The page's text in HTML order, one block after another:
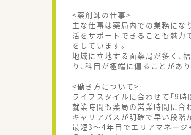
<薬剤師の仕事>
主な仕事は薬局内での業務にな
活をサポートできることも魅力
をしています。
地域に立地する面薬局が多く、
り、科目が極端に偏ることがあり
<働き方について>
ライフスタイルに合わせて｢9時
就業時間も薬局の営業時間に合
キャリアパスが明確で早い段
最短3～4年目でエリアマネー